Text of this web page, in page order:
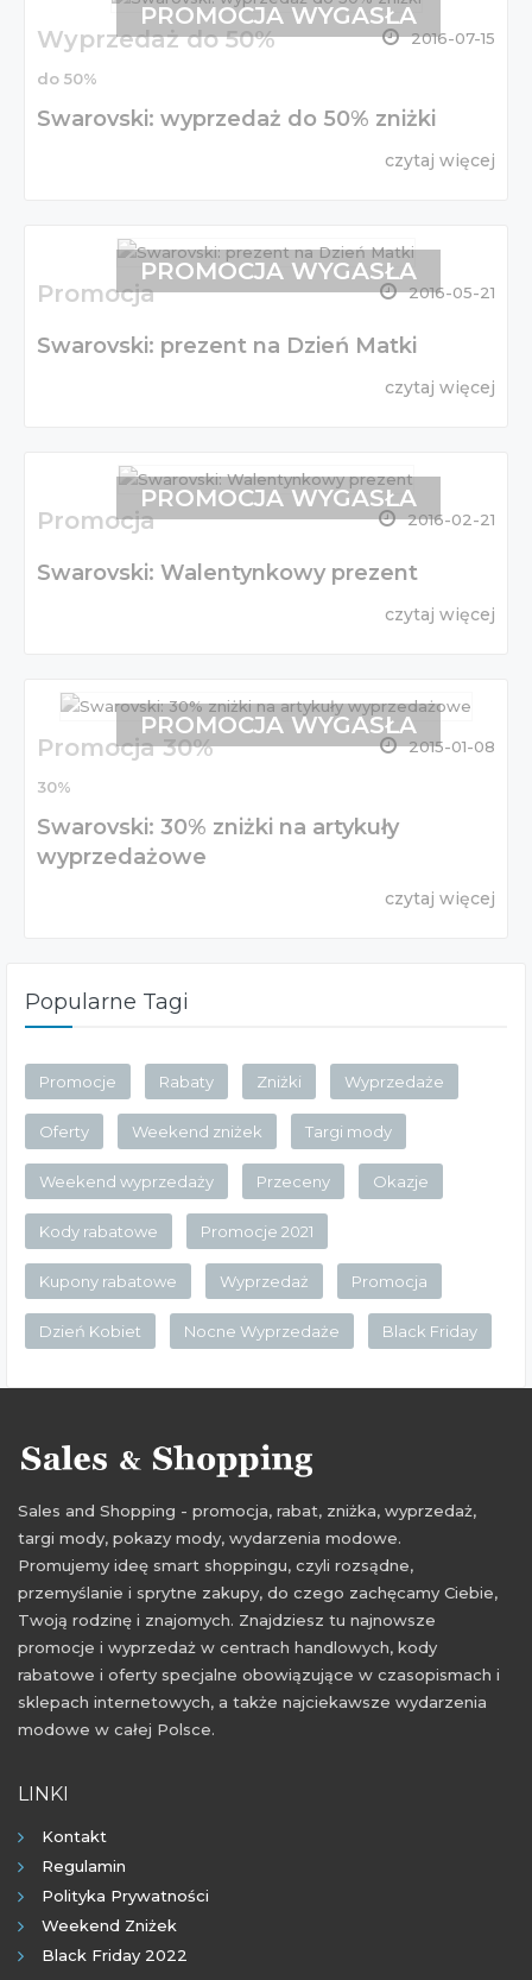
Wyprzedaż do 50% 2016-07-15
do 50%
Swarovski: wyprzedaż do 50% zniżki
czytaj więcej
PROMOCJA WYGASŁA
Promocja 2016-05-21
Swarovski: prezent na Dzień Matki
czytaj więcej
PROMOCJA WYGASŁA
Promocja 2016-02-21
Swarovski: Walentynkowy prezent
czytaj więcej
PROMOCJA WYGASŁA
Promocja 30% 2015-01-08
30%
Swarovski: 30% zniżki na artykuły
wyprzedażowe
czytaj więcej
PROMOCJA WYGASŁA
Popularne Tagi
Promocje Rabaty Zniżki Wyprzedaże
Oferty Weekend zniżek Targi mody
Weekend wyprzedaży Przeceny Okazje
Kody rabatowe Promocje 2021
Kupony rabatowe Wyprzedaż Promocja
Dzień Kobiet Nocne Wyprzedaże Black Friday
Sales and Shopping - promocja, rabat, zniżka, wyprzedaż,
targi mody, pokazy mody, wydarzenia modowe.
Promujemy ideę smart shoppingu, czyli rozsądne,
przemyślanie i sprytne zakupy, do czego zachęcamy Ciebie,
Twoją rodzinę i znajomych. Znajdziesz tu najnowsze
promocje i wyprzedaż w centrach handlowych, kody
rabatowe i oferty specjalne obowiązujące w czasopismach i
sklepach internetowych, a także najciekawsze wydarzenia
modowe w całej Polsce.
LINKI
Kontakt
Regulamin
Polityka Prywatności
Weekend Zniżek
Black Friday 2022